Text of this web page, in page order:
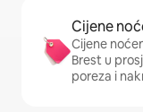
Cijene
Cijene
Brest u
poreza i